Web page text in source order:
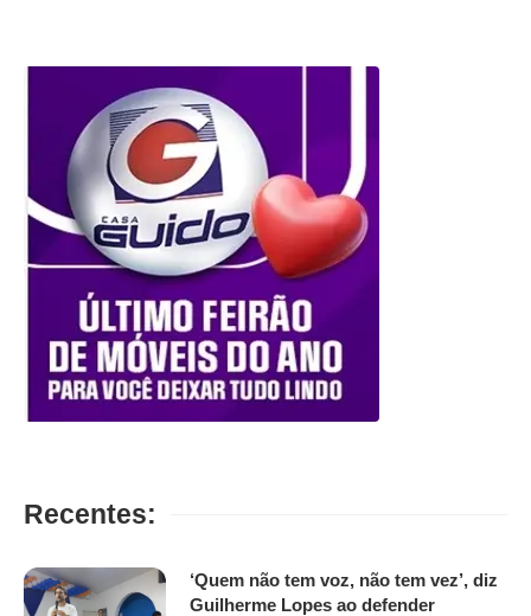
Recentes:
‘Quem não tem voz, não tem vez’, diz
Guilherme Lopes ao defender